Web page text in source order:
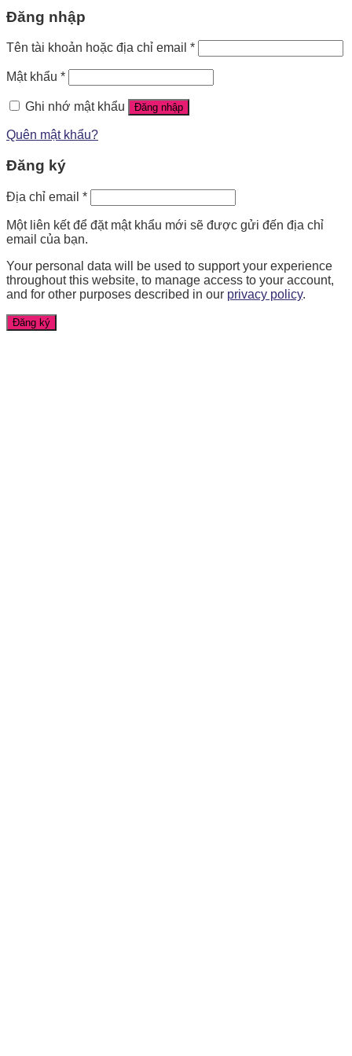
Đăng nhập
Tên tài khoản hoặc địa chỉ email *
Mật khẩu *
Ghi nhớ mật khẩu Đăng nhập
Quên mật khẩu?
Đăng ký
Địa chỉ email *
Một liên kết để đặt mật khẩu mới sẽ được gửi đến địa chỉ
email của bạn.
Your personal data will be used to support your experience
throughout this website, to manage access to your account,
and for other purposes described in our privacy policy.
Đăng ký